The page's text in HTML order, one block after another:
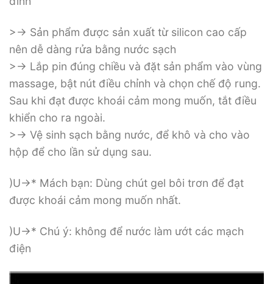
>-> Sản phẩm được sản xuất từ silicon cao cấp
nên dễ dàng rửa bằng nước sạch
>-> Lắp pin đúng chiều và đặt sản phẩm vào vùng
massage, bật nút điều chỉnh và chọn chế độ rung.
Sau khi đạt được khoái cảm mong muốn, tắt điều
khiển cho ra ngoài.
>-> Vệ sinh sạch bằng nước, để khô và cho vào
hộp để cho lần sử dụng sau.
)U->* Mách bạn: Dùng chút gel bôi trơn để đạt
được khoái cảm mong muốn nhất.
)U->* Chú ý: không để nước làm ướt các mạch
điện